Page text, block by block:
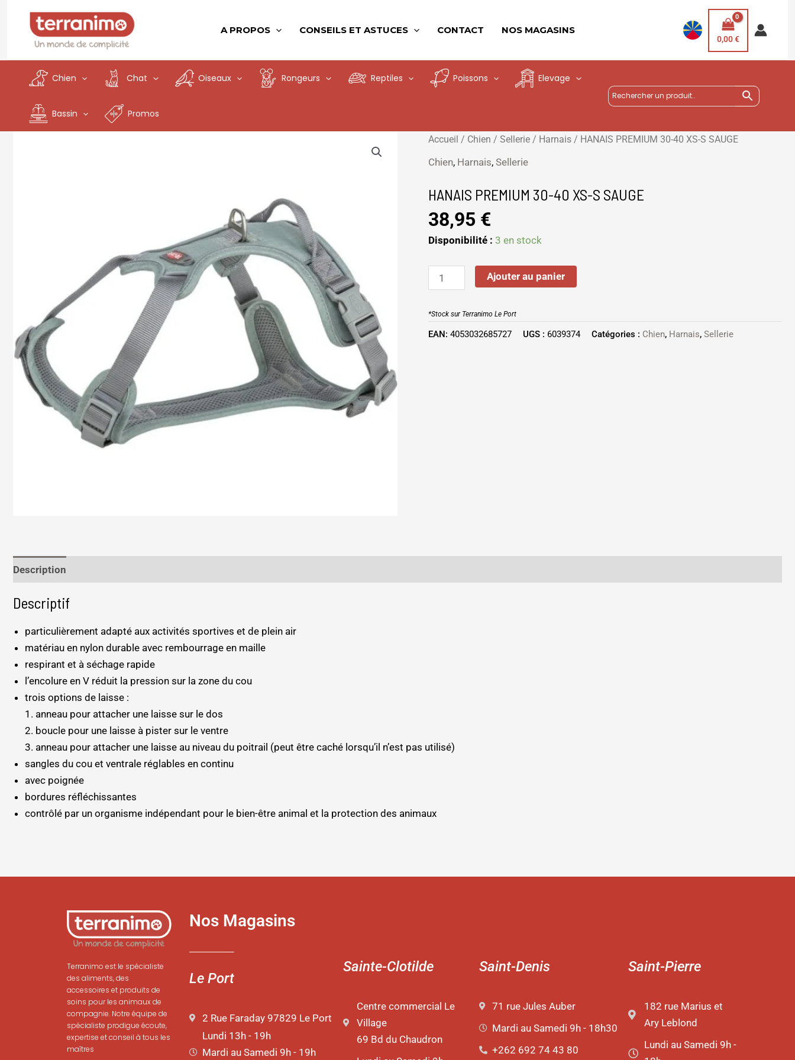
contenu
A PROPOS CONSEILS ET ASTUCES CONTACT NOS MAGASINS
0,00€
Chien Chat Oiseaux Rongeurs Reptiles Poissons Elevage
Bassin Promos
Accueil / Chien / Sellerie / Harnais / HANAIS PREMIUM 30-40 XS-S SAUGE
Chien, Harnais, Sellerie
HANAIS PREMIUM 30-40 XS-S SAUGE
38,95 €
Disponibilité : 3 en stock
quantité
de
PREMIUM
40
XS-
SAUGE
Ajouter au panier
*Stock sur Terranimo Le Port
EAN: 4053032685727 UGS : 6039374 Catégories : Chien, Harnais, Sellerie
Description
Descriptif
particulièrement adapté aux activités sportives et de plein air
matériau en nylon durable avec rembourrage en maille
respirant et à séchage rapide
l’encolure en V réduit la pression sur la zone du cou
trois options de laisse :
1. anneau pour attacher une laisse sur le dos
2. boucle pour une laisse à pister sur le ventre
3. anneau pour attacher une laisse au niveau du poitrail (peut être caché lorsqu’il n’est pas utilisé)
sangles du cou et ventrale réglables en continu
avec poignée
bordures réfléchissantes
contrôlé par un organisme indépendant pour le bien-être animal et la protection des animaux
Terranimo est le spécialiste
des aliments, des
accessoires et produits de
soins pour les animaux de
compagnie. Notre équipe de
spécialiste prodigue écoute,
expertise et conseil à tous les
maîtres
Nos Magasins
Le Port
2 Rue Faraday 97829 Le Port
Lundi 13h - 19h
Mardi au Samedi 9h - 19h
Sainte-Clotilde
Centre commercial Le
Village
69 Bd du Chaudron
Saint-Denis
71 rue Jules Auber
Mardi au Samedi 9h - 18h30
+262 692 74 43 80
Saint-Pierre
182 rue Marius et
Ary Leblond
Lundi au Samedi 9h -